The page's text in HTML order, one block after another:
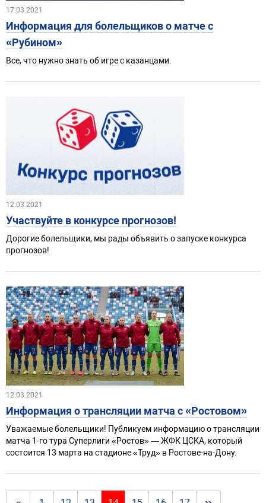
17.03.2021
Информация для болельщиков о матче с
«Рубином»
Все, что нужно знать об игре с казанцами.
12.03.2021
Участвуйте в конкурсе прогнозов!
Дорогие болельщики, мы рады объявить о запуске конкурса
прогнозов!
12.03.2021
Информация о трансляции матча с «Ростовом»
Уважаемые болельщики! Публикуем информацию о трансляции
матча 1-го тура Суперлиги «Ростов» — ЖФК ЦСКА, который
состоится 13 марта на стадионе «Труд» в Ростове-на-Дону.